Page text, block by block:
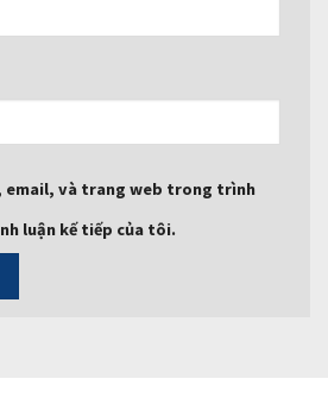
email, và trang web trong trình
luận kế tiếp của tôi.